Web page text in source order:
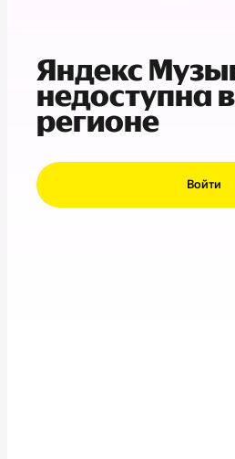
Яндекс
недоступна
регионе
Войти